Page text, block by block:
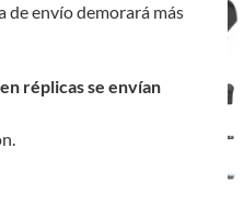
de envío demorará más
réplicas se envían